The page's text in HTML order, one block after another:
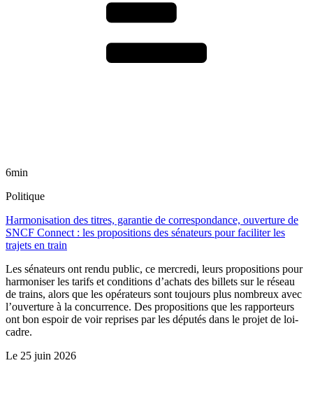
6min
Politique
Harmonisation des titres, garantie de correspondance, ouverture de
SNCF Connect : les propositions des sénateurs pour faciliter les
trajets en train
Les sénateurs ont rendu public, ce mercredi, leurs propositions pour
harmoniser les tarifs et conditions d’achats des billets sur le réseau
de trains, alors que les opérateurs sont toujours plus nombreux avec
l’ouverture à la concurrence. Des propositions que les rapporteurs
ont bon espoir de voir reprises par les députés dans le projet de loi-
cadre.
Le 25 juin 2026